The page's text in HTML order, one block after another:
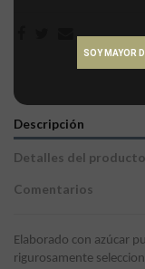
Descripción
Detalles del producto
Comentarios
Elaborado con azúcar
rigurosamente
SOY MAYOR